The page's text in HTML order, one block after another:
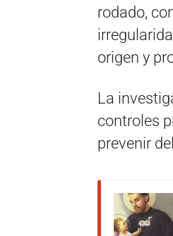
rodado,
origen y
La
controles
prevenir